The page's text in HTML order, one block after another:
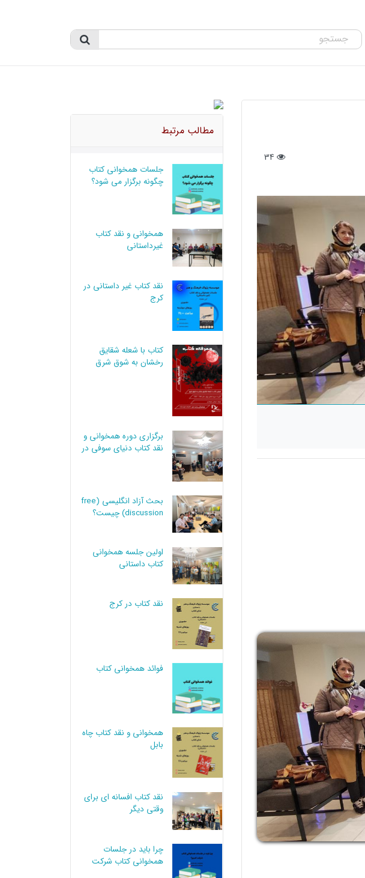
مطالب مرتبط
جلسات همخوانی کتاب
چگونه برگزار می شود؟
همخوانی و نقد کتاب
غیرداستانی
نقد کتاب غیر داستانی در
کرج
کتاب با شعله شقایق
رخشان به شوق شرق
برگزاری دوره همخوانی و
نقد کتاب دنیای سوفی در
بحث آزاد انگلیسی (free
discussion) چیست؟
اولین جلسه همخوانی
کتاب داستانی
نقد کتاب در کرج
فوائد همخوانی کتاب
همخوانی و نقد کتاب چاه
بابل
نقد کتاب افسانه ای برای
وقتی دیگر
چرا باید در جلسات
همخوانی کتاب شرکت